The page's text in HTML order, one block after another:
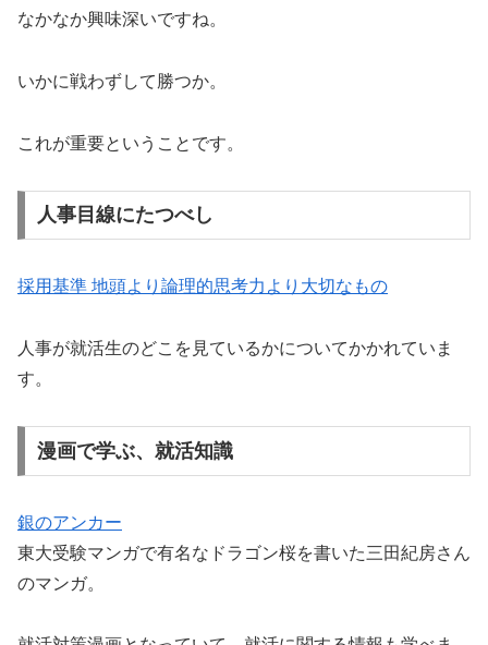
なかなか興味深いですね。
いかに戦わずして勝つか。
これが重要ということです。
人事目線にたつべし
採用基準 地頭より論理的思考力より大切なもの
人事が就活生のどこを見ているかについてかかれていま
す。
漫画で学ぶ、就活知識
銀のアンカー
東大受験マンガで有名なドラゴン桜を書いた三田紀房さん
のマンガ。